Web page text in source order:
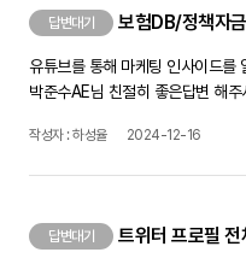
오지 않습니다. 전화번호 설정 제대로 되었는지 다 확인했는데도 안됩니다.
페이스북 고객센터와 채팅문의를
인증창이 뜨는 PC에서 며칠동안
답변대기
유튜브를 통해 마케팅 인사이드를
박준수AE님 친절히 좋은답변 해
어떤영상을 보면 좋은지 어떻게
작성자 : 하성율 2024-12-16
답변대기 트위터 프로필 전